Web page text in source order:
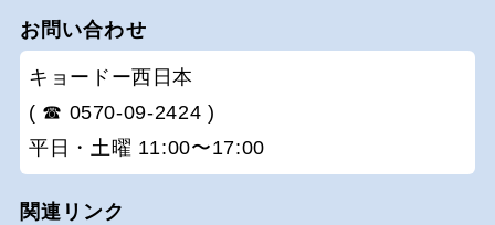
お問い合わせ
キョードー西日本
( ☎ 0570-09-2424 )
平日・土曜 11:00〜17:00
関連リンク